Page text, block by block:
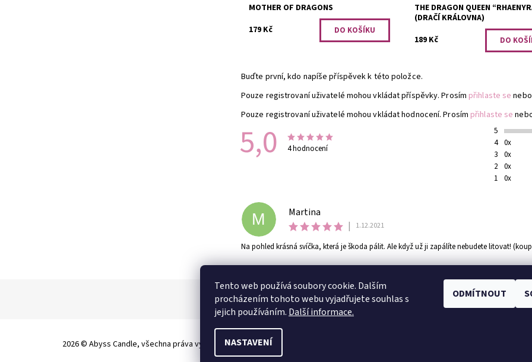
MOTHER OF DRAGONS
179 Kč
THE DRAGON QUEEN
(DRAČÍ KRÁLOVNA)
189 Kč
Buďte první, kdo napíše příspěvek k této položce.
Pouze registrovaní uživatelé mohou vkládat příspěvky. Prosím přihlaste se
Pouze registrovaní uživatelé mohou vkládat hodnocení. Prosím přihlaste se
5,0 4 hodnocení
5
4
0x
3
0x
2
0x
1
0x
M
Martina
|
1.12.2021
Na pohled krásná svíčka, která je škoda pálit. Ale když už ji zapálíte nebudete litovat!
Instagram @TheAbyssix | Instagram @Mlovesreading
2026 © Abyss Candle, všechna práva vyhrazena
Tento web používá soubory cookie. Dalším
procházením tohoto webu vyjadřujete souhlas s
jejich používáním. Další informace.
NASTAVENÍ
ODMÍTNOUT